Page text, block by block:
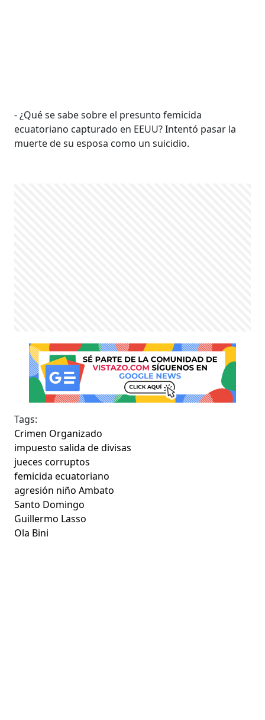
- ¿Qué se sabe sobre el presunto femicida
ecuatoriano capturado en EEUU? Intentó pasar la
muerte de su esposa como un suicidio.
Tags:
Crimen Organizado
impuesto salida de divisas
jueces corruptos
femicida ecuatoriano
agresión niño Ambato
Santo Domingo
Guillermo Lasso
Ola Bini